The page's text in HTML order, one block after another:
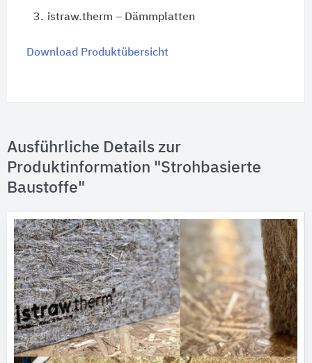
3. istraw.therm – Dämmplatten
Download Produktübersicht
Ausführliche Details zur
Produktinformation "Strohbasierte
Baustoffe"